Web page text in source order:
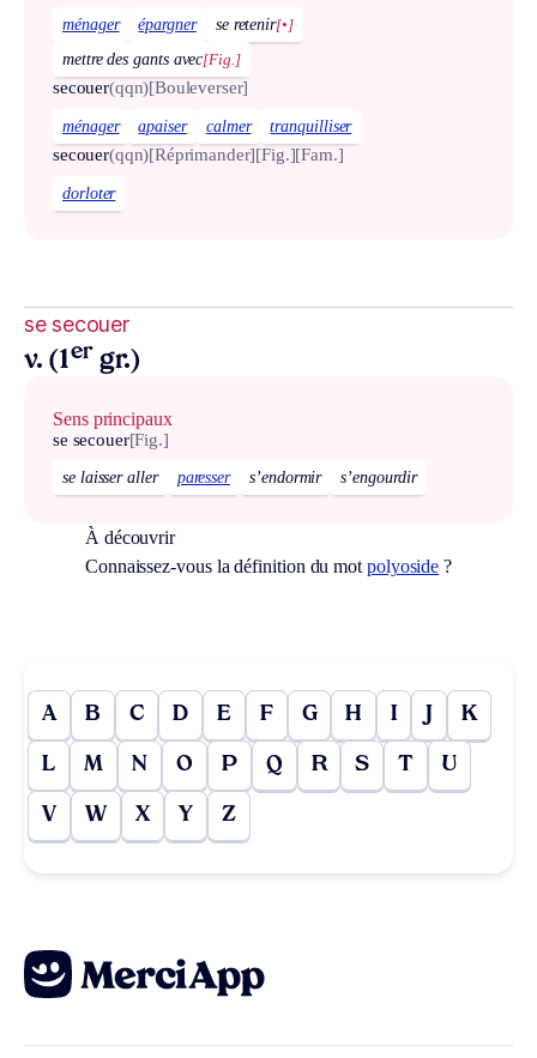
ménager épargner se retenir[•]
mettre des gants avec[Fig.]
secouer(qqn)[Bouleverser]
ménager apaiser calmer tranquilliser
secouer(qqn)[Réprimander][Fig.][Fam.]
dorloter
se secouer
v. (1er gr.)
Sens principaux
se secouer[Fig.]
se laisser aller paresser s’endormir s’engourdir
À découvrir
Connaissez-vous la définition du motpolyoside ?
A B C D E F G H I J K
L M N O P Q R S T U
V W X Y Z